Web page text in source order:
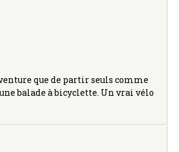
que de partir seuls comme
balade à bicyclette. Un vrai vélo